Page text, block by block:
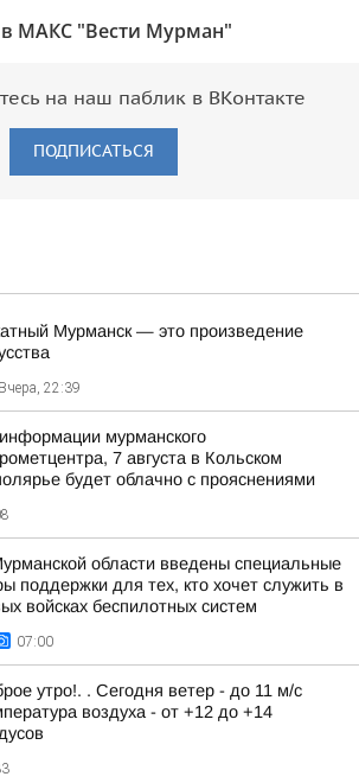
в МАКС "Вести Мурман"
на наш паблик в ВКонтакте
ПОДПИСАТЬСЯ
Мурманск — это произведение
Вчера, 22:39
мурманского
7 августа в Кольском
будет облачно с прояснениями
области введены специальные
поддержки для тех, кто хочет служить в
войсках беспилотных систем
07:00
утро!. . Сегодня ветер - до 11 м/с
воздуха - от +12 до +14